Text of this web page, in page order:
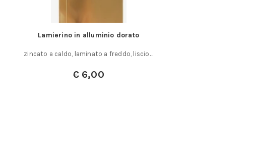
dorato
a freddo, liscio…
Pinza torcifilo a rotazione destra
Pinza torcifilo In acciaio speciale forgiato e